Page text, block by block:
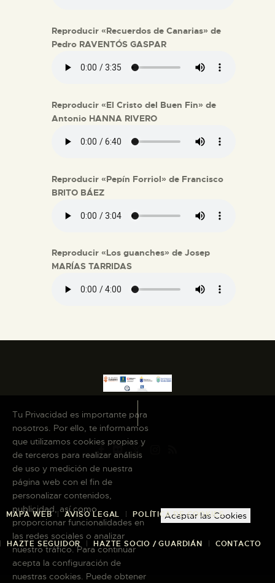
Reproducir «Recuerdos de Canarias» de
Pedro RAVENTÓS GASPAR
Reproducir «El Cristo del Buen Fin» de
Antonio HANNA RIVERO
Reproducir «Pepín Forriol» de Francisco
BRITO BÁEZ
Reproducir «Los guanches» de Josep
MARÍAS TARRIDAS
MAPA WEB AVISO LEGAL POLÍTICA DE COOKIES
HAZTE SEGUIDOR HAZTE SOCIO / GUARDIÁN CONTACTO
Tu Privacidad es importante para
nosotros. Por ello, te informamos
que utilizamos cookies propias y
de terceros para realizar análisis
de uso y medición de nuestra
página web con el fin de
personalizar contenidos,
publicidad, así como
proporcionar funcionalidades en
las redes sociales o analizar
nuestro tráfico. Para continuar
acepta la configuración de
nuestras cookies. Puede obtener
Aceptar las Cookies